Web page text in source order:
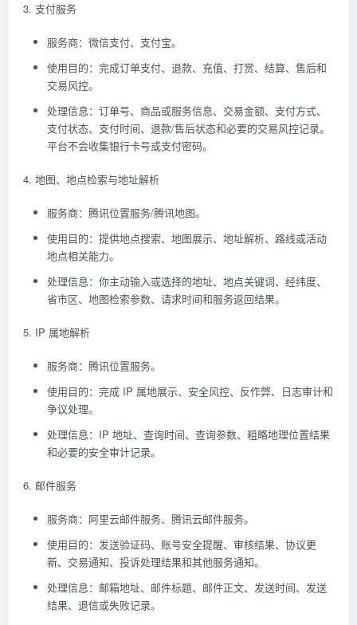
3. 支付服务
服务商：微信支付、支付宝。
使用目的：完成订单支付、退款、充值、打赏、结算、售后和
交易风控。
处理信息：订单号、商品或服务信息、交易金额、支付方式、
支付状态、支付时间、退款/售后状态和必要的交易风控记录。
平台不会收集银行卡号或支付密码。
4. 地图、地点检索与地址解析
服务商：腾讯位置服务/腾讯地图。
使用目的：提供地点搜索、地图展示、地址解析、路线或活动
地点相关能力。
处理信息：你主动输入或选择的地址、地点关键词、经纬度、
省市区、地图检索参数、请求时间和服务返回结果。
5. IP 属地解析
服务商：腾讯位置服务。
使用目的：完成 IP 属地展示、安全风控、反作弊、日志审计和
争议处理。
处理信息：IP 地址、查询时间、查询参数、粗略地理位置结果
和必要的安全审计记录。
6. 邮件服务
服务商：阿里云邮件服务、腾讯云邮件服务。
使用目的：发送验证码、账号安全提醒、审核结果、协议更
新、交易通知、投诉处理结果和其他服务通知。
处理信息：邮箱地址、邮件标题、邮件正文、发送时间、发送
结果、退信或失败记录。